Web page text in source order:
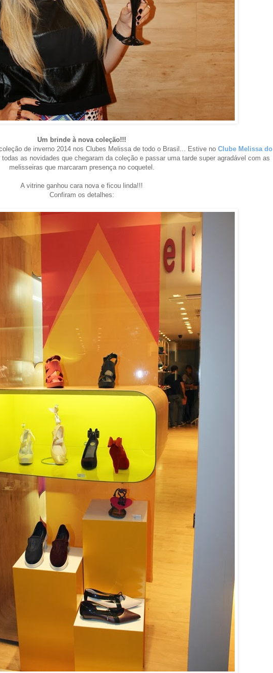
Um brinde à nova coleção!!!
de inverno 2014 nos Clubes Melissa de todo o Brasil... Estive no Clube Melissa do
todas as novidades que chegaram da coleção e passar uma tarde super agradável com as
melisseiras que marcaram presença no coquetel.
A vitrine ganhou cara nova e ficou linda!!!
Confiram os detalhes: